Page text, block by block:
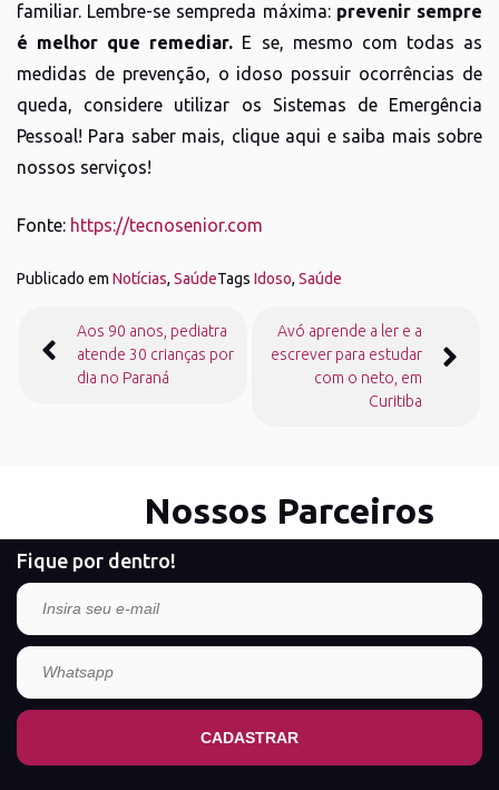
familiar. Lembre-se sempreda máxima: prevenir sempre
é melhor que remediar. E se, mesmo com todas as
medidas de prevenção, o idoso possuir ocorrências de
queda, considere utilizar os Sistemas de Emergência
Pessoal! Para saber mais, clique aqui e saiba mais sobre
nossos serviços!
Fonte: https://tecnosenior.com
Publicado em Notícias, SaúdeTags Idoso, Saúde
de
Post
Aos 90 anos, pediatra
atende 30 crianças por
dia no Paraná
Avó aprende a ler e a
escrever para estudar
com o neto, em
Curitiba
Nossos Parceiros
Fique por dentro!